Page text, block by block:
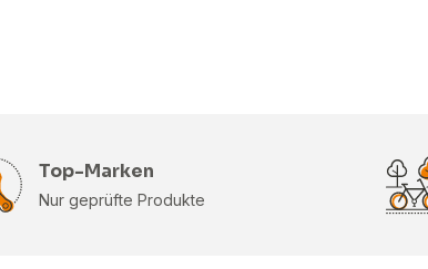
Top-Marken
Nur geprüfte Produkte